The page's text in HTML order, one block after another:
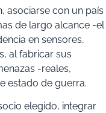
asociarse con un país
de largo alcance -el
en sensores,
al fabricar sus
-reales,
estado de guerra.
elegido, integrar